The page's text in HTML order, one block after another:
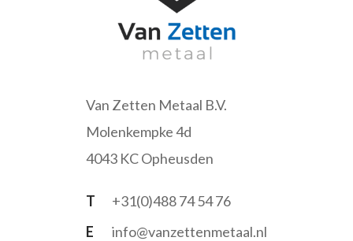
Van Zetten Metaal B.V.
Molenkempke 4d
4043 KC Opheusden
T
+31(0)488 74 54 76
E
info@vanzettenmetaal.nl